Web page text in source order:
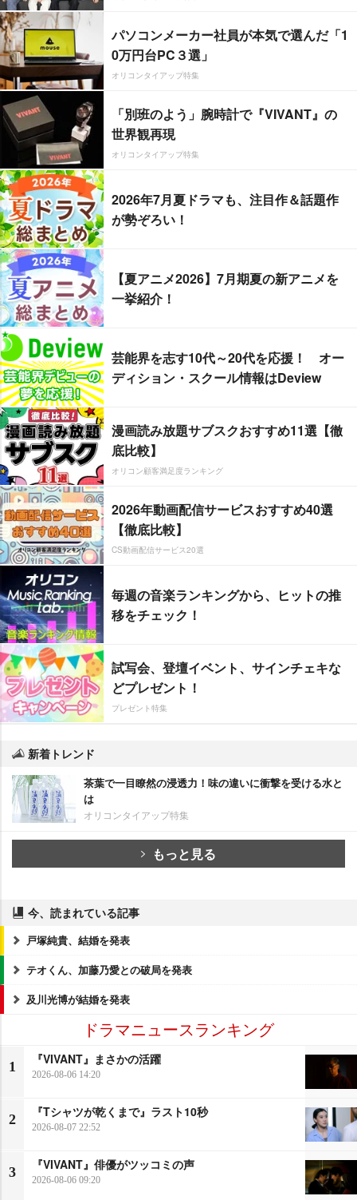
パソコンメーカー社員が本気で選んだ「1
0万円台PC３選」
オリコンタイアップ特集
「別班のよう」腕時計で『VIVANT』の
世界観再現
オリコンタイアップ特集
2026年7月夏ドラマも、注目作＆話題作
が勢ぞろい！
【夏アニメ2026】7月期夏の新アニメを
一挙紹介！
芸能界を志す10代～20代を応援！ オー
ディション・スクール情報はDeview
漫画読み放題サブスクおすすめ11選【徹
底比較】
オリコン顧客満足度ランキング
2026年動画配信サービスおすすめ40選
【徹底比較】
CS動画配信サービス20選
毎週の音楽ランキングから、ヒットの推
移をチェック！
試写会、登壇イベント、サインチェキな
どプレゼント！
プレゼント特集
新着トレンド
茶葉で一目瞭然の浸透力！味の違いに衝撃を受ける水と
は
オリコンタイアップ特集
もっと見る
今、読まれている記事
戸塚純貴、結婚を発表
テオくん、加藤乃愛との破局を発表
及川光博が結婚を発表
ドラマニュースランキング
1
『VIVANT』まさかの活躍
2026-08-06 14:20
2
『Tシャツが乾くまで』ラスト10秒
2026-08-07 22:52
3
『VIVANT』俳優がツッコミの声
2026-08-06 09:20